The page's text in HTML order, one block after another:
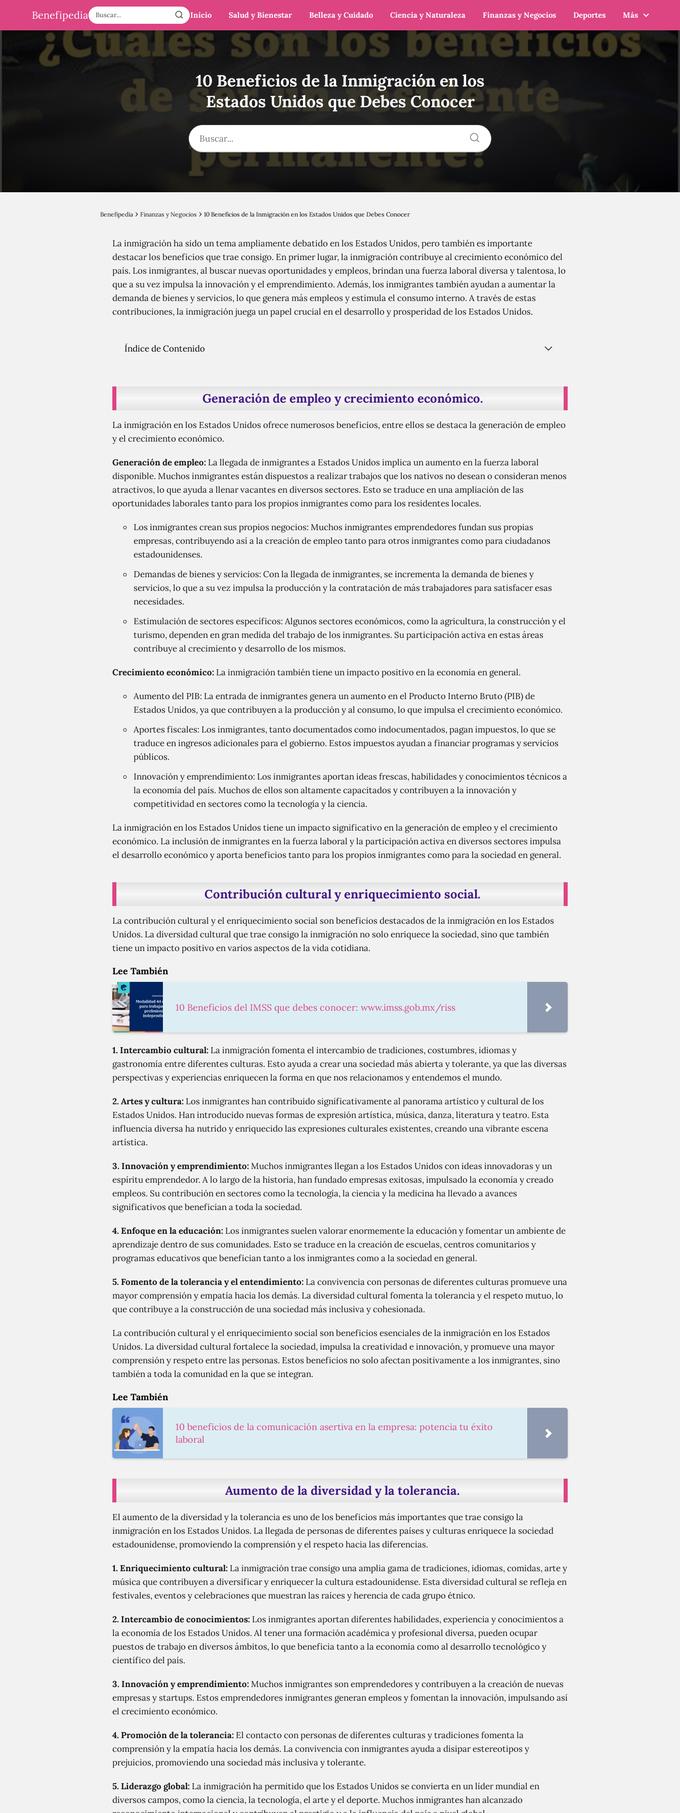
Benefipedia Inicio Salud y Bienestar Belleza y Cuidado Ciencia y Naturaleza Finanzas y Negocios Deportes Más
10 Beneficios de la Inmigración en los
Estados Unidos que Debes Conocer
Benefipedia Finanzas y Negocios 10 Beneficios de la Inmigración en los Estados Unidos que Debes Conocer
La inmigración ha sido un tema ampliamente debatido en los Estados Unidos, pero también es importante
destacar los beneficios que trae consigo. En primer lugar, la inmigración contribuye al crecimiento económico del
país. Los inmigrantes, al buscar nuevas oportunidades y empleos, brindan una fuerza laboral diversa y talentosa, lo
que a su vez impulsa la innovación y el emprendimiento. Además, los inmigrantes también ayudan a aumentar la
demanda de bienes y servicios, lo que genera más empleos y estimula el consumo interno. A través de estas
contribuciones, la inmigración juega un papel crucial en el desarrollo y prosperidad de los Estados Unidos.
Índice de Contenido
Generación de empleo y crecimiento económico.
La inmigración en los Estados Unidos ofrece numerosos beneficios, entre ellos se destaca la generación de empleo
y el crecimiento económico.
Generación de empleo: La llegada de inmigrantes a Estados Unidos implica un aumento en la fuerza laboral
disponible. Muchos inmigrantes están dispuestos a realizar trabajos que los nativos no desean o consideran menos
atractivos, lo que ayuda a llenar vacantes en diversos sectores. Esto se traduce en una ampliación de las
oportunidades laborales tanto para los propios inmigrantes como para los residentes locales.
Los inmigrantes crean sus propios negocios: Muchos inmigrantes emprendedores fundan sus propias
empresas, contribuyendo así a la creación de empleo tanto para otros inmigrantes como para ciudadanos
estadounidenses.
Demandas de bienes y servicios: Con la llegada de inmigrantes, se incrementa la demanda de bienes y
servicios, lo que a su vez impulsa la producción y la contratación de más trabajadores para satisfacer esas
necesidades.
Estimulación de sectores específicos: Algunos sectores económicos, como la agricultura, la construcción y el
turismo, dependen en gran medida del trabajo de los inmigrantes. Su participación activa en estas áreas
contribuye al crecimiento y desarrollo de los mismos.
Crecimiento económico: La inmigración también tiene un impacto positivo en la economía en general.
Aumento del PIB: La entrada de inmigrantes genera un aumento en el Producto Interno Bruto (PIB) de
Estados Unidos, ya que contribuyen a la producción y al consumo, lo que impulsa el crecimiento económico.
Aportes fiscales: Los inmigrantes, tanto documentados como indocumentados, pagan impuestos, lo que se
traduce en ingresos adicionales para el gobierno. Estos impuestos ayudan a financiar programas y servicios
públicos.
Innovación y emprendimiento: Los inmigrantes aportan ideas frescas, habilidades y conocimientos técnicos a
la economía del país. Muchos de ellos son altamente capacitados y contribuyen a la innovación y
competitividad en sectores como la tecnología y la ciencia.
La inmigración en los Estados Unidos tiene un impacto significativo en la generación de empleo y el crecimiento
económico. La inclusión de inmigrantes en la fuerza laboral y la participación activa en diversos sectores impulsa
el desarrollo económico y aporta beneficios tanto para los propios inmigrantes como para la sociedad en general.
Contribución cultural y enriquecimiento social.
La contribución cultural y el enriquecimiento social son beneficios destacados de la inmigración en los Estados
Unidos. La diversidad cultural que trae consigo la inmigración no solo enriquece la sociedad, sino que también
tiene un impacto positivo en varios aspectos de la vida cotidiana.
Lee También
10 Beneficios del IMSS que debes conocer: www.imss.gob.mx/riss
1. Intercambio cultural: La inmigración fomenta el intercambio de tradiciones, costumbres, idiomas y
gastronomía entre diferentes culturas. Esto ayuda a crear una sociedad más abierta y tolerante, ya que las diversas
perspectivas y experiencias enriquecen la forma en que nos relacionamos y entendemos el mundo.
2. Artes y cultura: Los inmigrantes han contribuido significativamente al panorama artístico y cultural de los
Estados Unidos. Han introducido nuevas formas de expresión artística, música, danza, literatura y teatro. Esta
influencia diversa ha nutrido y enriquecido las expresiones culturales existentes, creando una vibrante escena
artística.
3. Innovación y emprendimiento:Muchos inmigrantes llegan a los Estados Unidos con ideas innovadoras y un
espíritu emprendedor. A lo largo de la historia, han fundado empresas exitosas, impulsado la economía y creado
empleos. Su contribución en sectores como la tecnología, la ciencia y la medicina ha llevado a avances
significativos que benefician a toda la sociedad.
4. Enfoque en la educación: Los inmigrantes suelen valorar enormemente la educación y fomentar un ambiente de
aprendizaje dentro de sus comunidades. Esto se traduce en la creación de escuelas, centros comunitarios y
programas educativos que benefician tanto a los inmigrantes como a la sociedad en general.
5. Fomento de la tolerancia y el entendimiento: La convivencia con personas de diferentes culturas promueve una
mayor comprensión y empatía hacia los demás. La diversidad cultural fomenta la tolerancia y el respeto mutuo, lo
que contribuye a la construcción de una sociedad más inclusiva y cohesionada.
La contribución cultural y el enriquecimiento social son beneficios esenciales de la inmigración en los Estados
Unidos. La diversidad cultural fortalece la sociedad, impulsa la creatividad e innovación, y promueve una mayor
comprensión y respeto entre las personas. Estos beneficios no solo afectan positivamente a los inmigrantes, sino
también a toda la comunidad en la que se integran.
Lee También
10 beneficios de la comunicación asertiva en la empresa: potencia tu éxito
laboral
Aumento de la diversidad y la tolerancia.
El aumento de la diversidad y la tolerancia es uno de los beneficios más importantes que trae consigo la
inmigración en los Estados Unidos. La llegada de personas de diferentes países y culturas enriquece la sociedad
estadounidense, promoviendo la comprensión y el respeto hacia las diferencias.
1. Enriquecimiento cultural: La inmigración trae consigo una amplia gama de tradiciones, idiomas, comidas, arte y
música que contribuyen a diversificar y enriquecer la cultura estadounidense. Esta diversidad cultural se refleja en
festivales, eventos y celebraciones que muestran las raíces y herencia de cada grupo étnico.
2. Intercambio de conocimientos: Los inmigrantes aportan diferentes habilidades, experiencia y conocimientos a
la economía de los Estados Unidos. Al tener una formación académica y profesional diversa, pueden ocupar
puestos de trabajo en diversos ámbitos, lo que beneficia tanto a la economía como al desarrollo tecnológico y
científico del país.
3. Innovación y emprendimiento:Muchos inmigrantes son emprendedores y contribuyen a la creación de nuevas
empresas y startups. Estos emprendedores inmigrantes generan empleos y fomentan la innovación, impulsando así
el crecimiento económico.
4. Promoción de la tolerancia: El contacto con personas de diferentes culturas y tradiciones fomenta la
comprensión y la empatía hacia los demás. La convivencia con inmigrantes ayuda a disipar estereotipos y
prejuicios, promoviendo una sociedad más inclusiva y tolerante.
5. Liderazgo global: La inmigración ha permitido que los Estados Unidos se convierta en un líder mundial en
diversos campos, como la ciencia, la tecnología, el arte y el deporte. Muchos inmigrantes han alcanzado